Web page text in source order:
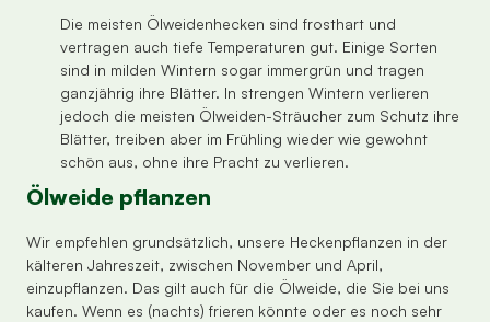
Die meisten Ölweidenhecken sind frosthart und
vertragen auch tiefe Temperaturen gut. Einige Sorten
sind in milden Wintern sogar immergrün und tragen
ganzjährig ihre Blätter. In strengen Wintern verlieren
jedoch die meisten Ölweiden-Sträucher zum Schutz ihre
Blätter, treiben aber im Frühling wieder wie gewohnt
schön aus, ohne ihre Pracht zu verlieren.
Ölweide pflanzen
Wir empfehlen grundsätzlich, unsere Heckenpflanzen in der
kälteren Jahreszeit, zwischen November und April,
einzupflanzen. Das gilt auch für die Ölweide, die Sie bei uns
kaufen. Wenn es (nachts) frieren könnte oder es noch sehr